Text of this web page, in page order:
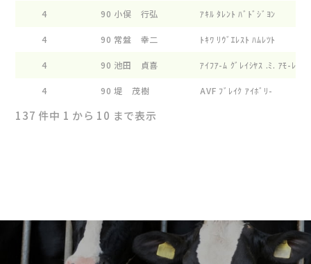
4 90 小俣 行弘 ｱｷﾙ ﾀﾚﾝﾄ ﾊﾞﾄﾞｼﾞﾖﾝ
4 90 常盤 幸二 ﾄｷﾜ ﾘｳﾞｴﾚｽﾄ ﾊﾑﾚﾂﾄ
4 90 池田 貞喜 ｱｲﾌｱ-ﾑ ｸﾞﾚｲｼﾔｽ .ﾐ. ｱﾓ-ﾚ
4 90 堤 茂樹 AVF ﾌﾞﾚｲｸ ｱｲﾎﾞﾘ-
137 件中 1 から 10 まで表示